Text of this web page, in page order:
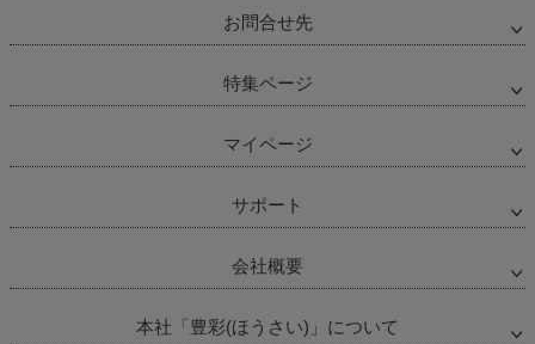
お問合せ先
特集ページ
マイページ
サポート
会社概要
本社「豊彩(ほうさい)」について